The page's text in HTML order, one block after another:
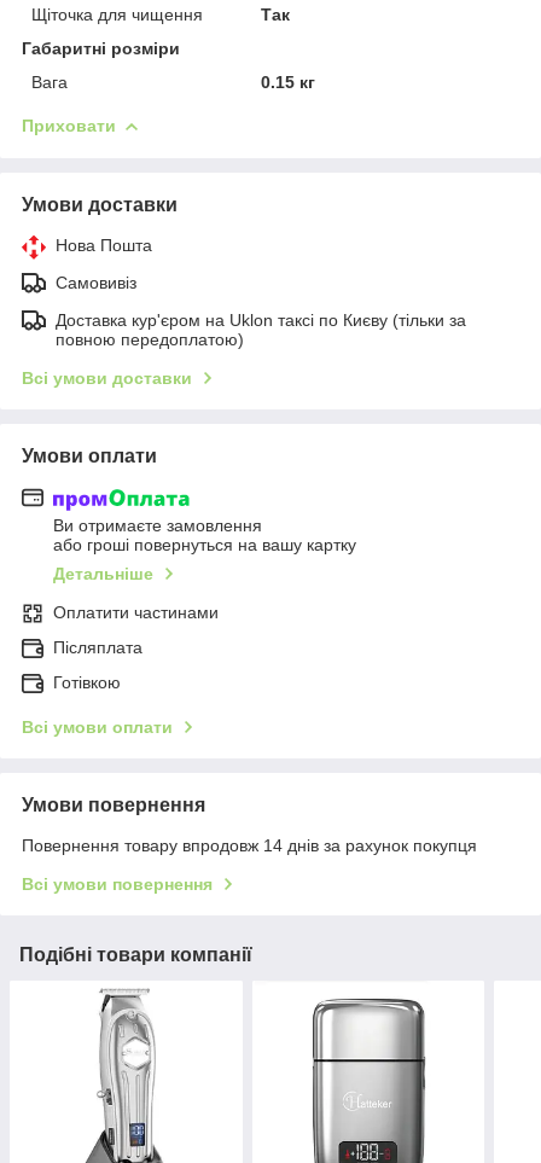
Щіточка для чищення
Так
Габаритні розміри
Вага
0.15 кг
Приховати
Умови доставки
Нова Пошта
Самовивіз
Доставка кур'єром на Uklon таксі по Києву (тільки за
повною передоплатою)
Всі умови доставки
Умови оплати
Ви отримаєте замовлення
або гроші повернуться на вашу картку
Детальніше
Оплатити частинами
Післяплата
Готівкою
Всі умови оплати
Умови повернення
Повернення товару впродовж 14 днів за рахунок покупця
Всі умови повернення
Подібні товари компанії